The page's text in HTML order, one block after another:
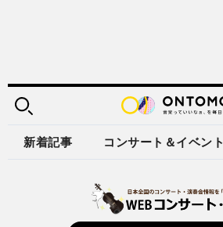
新着記事 コンサート＆イベント